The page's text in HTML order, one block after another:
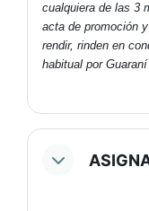
cualquiera de las 3
acta de promoción
rendir, rinden en
habitual por Guaraní